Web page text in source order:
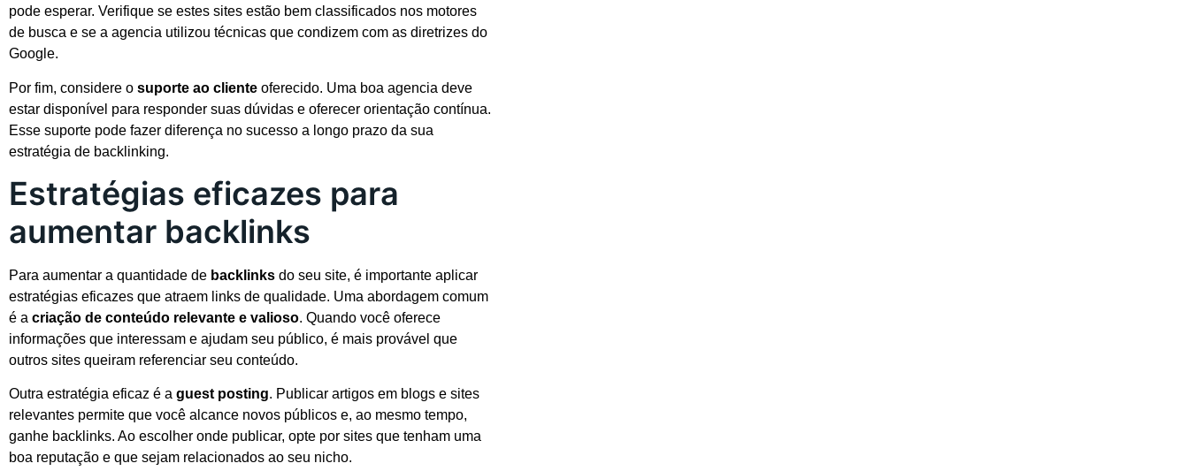
pode esperar. Verifique se estes sites estão bem classificados nos motores
de busca e se a agencia utilizou técnicas que condizem com as diretrizes do
Google.
Por fim, considere o suporte ao cliente oferecido. Uma boa agencia deve
estar disponível para responder suas dúvidas e oferecer orientação contínua.
Esse suporte pode fazer diferença no sucesso a longo prazo da sua
estratégia de backlinking.
Estratégias eficazes para
aumentar backlinks
Para aumentar a quantidade de backlinks do seu site, é importante aplicar
estratégias eficazes que atraem links de qualidade. Uma abordagem comum
é a criação de conteúdo relevante e valioso. Quando você oferece
informações que interessam e ajudam seu público, é mais provável que
outros sites queiram referenciar seu conteúdo.
Outra estratégia eficaz é a guest posting. Publicar artigos em blogs e sites
relevantes permite que você alcance novos públicos e, ao mesmo tempo,
ganhe backlinks. Ao escolher onde publicar, opte por sites que tenham uma
boa reputação e que sejam relacionados ao seu nicho.